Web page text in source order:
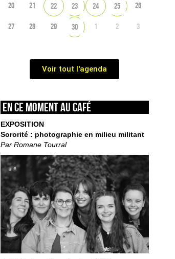
20 21 22 23 24 25 26
27 28 29 30 1 2 3
Voir tout l'agenda
En ce moment au café
EXPOSITION
Sororité : photographie en milieu militant
Par Romane Tourral